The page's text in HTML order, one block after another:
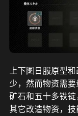
上下图日服原型
少，然而物资需
矿石和五十多铁
其它改造物资，